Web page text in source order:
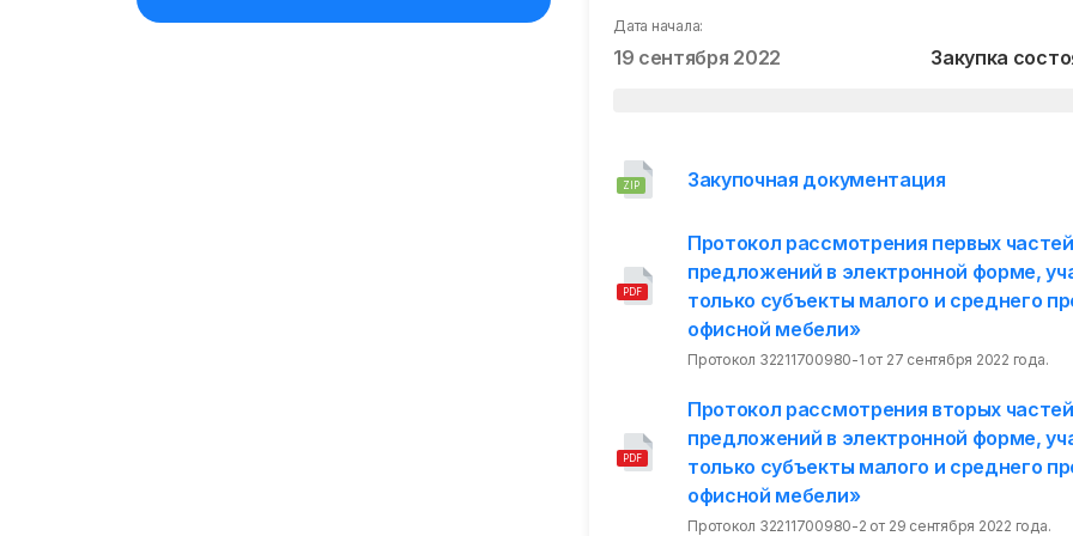
Дата начала:
19 сентября 2022 Закупка
ZIP Закупочная документация
PDF
Протокол рассмотрения первых
предложений в электронной форме,
только субъекты малого и среднего
офисной мебели»
Протокол 32211700980-1 от 27 сентября 2022 года.
PDF
Протокол рассмотрения вторых
предложений в электронной форме,
только субъекты малого и среднего
офисной мебели»
Протокол 32211700980-2 от 29 сентября 2022 года.